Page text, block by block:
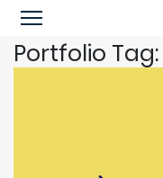
Portfolio Tag: